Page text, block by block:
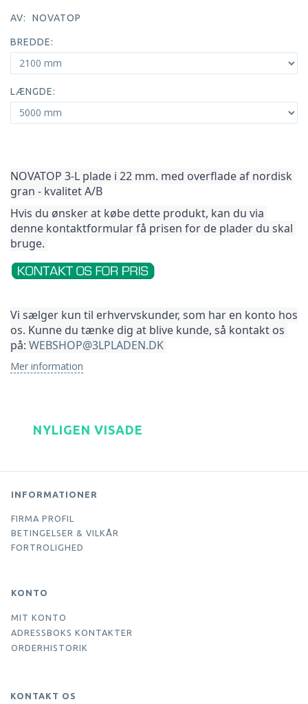
AV: NOVATOP
BREDDE:
LÆNGDE:
NOVATOP 3-L plade i 22 mm. med overflade af nordisk
gran - kvalitet A/B
Hvis du ønsker at købe dette produkt, kan du via
denne kontaktformular få prisen for de plader du skal
bruge.
Vi sælger kun til erhvervskunder, som har en konto hos
os. Kunne du tænke dig at blive kunde, så kontakt os
på: WEBSHOP@3LPLADEN.DK
Mer information
NYLIGEN VISADE
INFORMATIONER
FIRMA PROFIL
BETINGELSER & VILKÅR
FORTROLIGHED
KONTO
MIT KONTO
ADRESSBOKS KONTAKTER
ORDERHISTORIK
KONTAKT OS